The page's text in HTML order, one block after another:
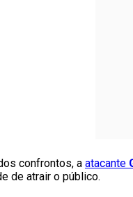
confrontos, a atacante
de atrair o público.